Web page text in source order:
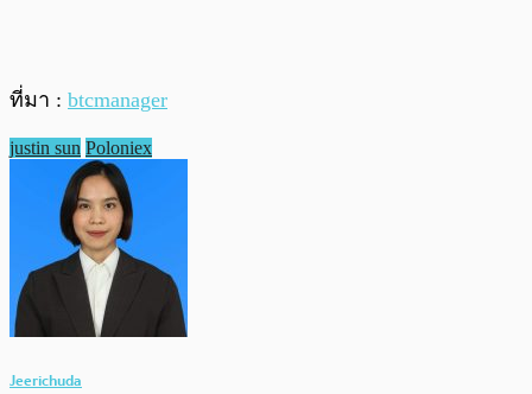
ที่มา : btcmanager
justin sun Poloniex
Jeerichuda